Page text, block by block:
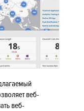
веб-
веб-